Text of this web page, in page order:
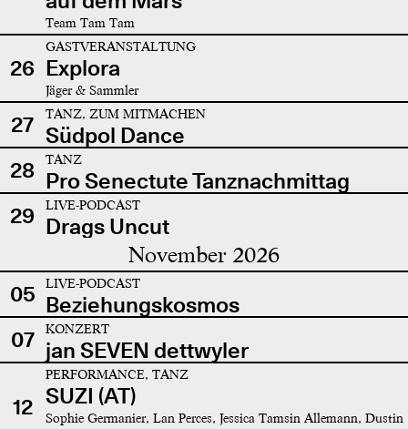
Team Tam Tam
26
GASTVERANSTALTUNG
Explora
Jäger & Sammler
27 TANZ, ZUM MITMACHEN
Südpol Dance
28
TANZ
Pro Senectute Tanznachmittag
29
LIVE-PODCAST
Drags Uncut
November 2026
05 LIVE-PODCAST
Beziehungskosmos
07
KONZERT
jan SEVEN dettwyler
12
PERFORMANCE, TANZ
SUZI (AT)
Sophie Germanier, Lan Perces, Jessica Tamsin Allemann, Dustin